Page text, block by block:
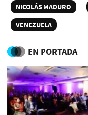
NICOLÁS MADURO
VENEZUELA
EN PORTADA